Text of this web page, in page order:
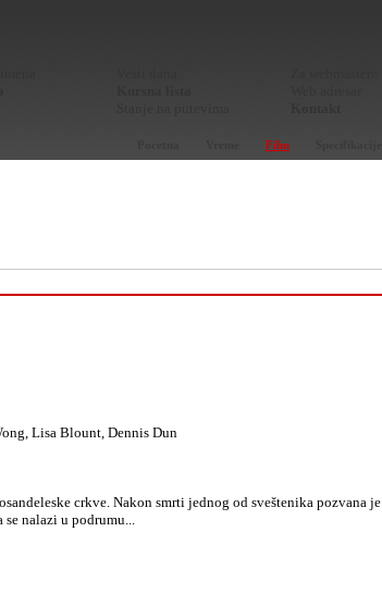
Film
Lisa Blount, Dennis Dun
crkve. Nakon smrti jednog od sveštenika pozvana je
nalazi u podrumu...